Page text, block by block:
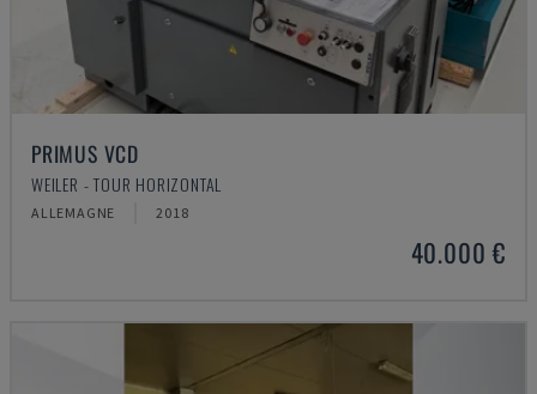
PRIMUS VCD
WEILER - TOUR HORIZONTAL
ALLEMAGNE 2018
40.000 €